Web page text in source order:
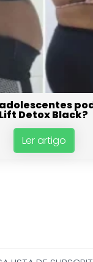
Lift Detox Black?
Ler artigo